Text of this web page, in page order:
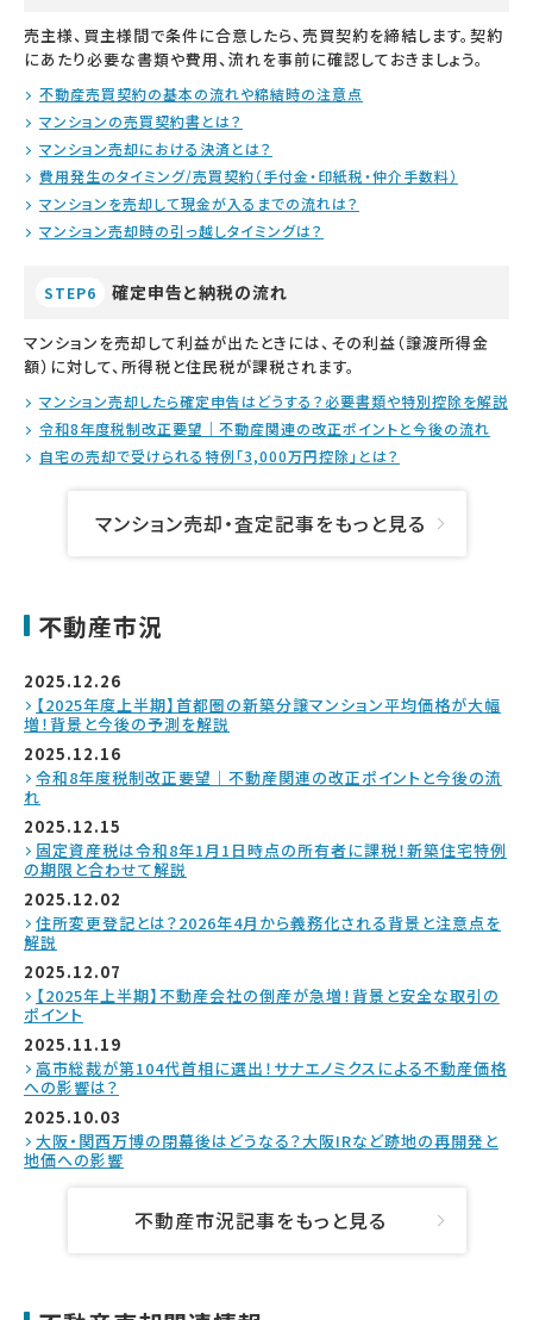
売主様、買主様間で条件に合意したら、売買契約を締結します。契約
にあたり必要な書類や費用、流れを事前に確認しておきましょう。
不動産売買契約の基本の流れや締結時の注意点
マンションの売買契約書とは？
マンション売却における決済とは？
費用発生のタイミング/売買契約（手付金・印紙税・仲介手数料）
マンションを売却して現金が入るまでの流れは？
マンション売却時の引っ越しタイミングは？
STEP6 確定申告と納税の流れ
マンションを売却して利益が出たときには、その利益（譲渡所得金
額）に対して、所得税と住民税が課税されます。
マンション売却したら確定申告はどうする？必要書類や特別控除を解説
令和8年度税制改正要望｜不動産関連の改正ポイントと今後の流れ
自宅の売却で受けられる特例「3,000万円控除」とは？
マンション売却・査定記事をもっと見る
不動産市況
2025.12.26
【2025年度上半期】首都圏の新築分譲マンション平均価格が大幅
増！背景と今後の予測を解説
2025.12.16
令和8年度税制改正要望｜不動産関連の改正ポイントと今後の流
れ
2025.12.15
固定資産税は令和8年1月1日時点の所有者に課税！新築住宅特例
の期限と合わせて解説
2025.12.02
住所変更登記とは？2026年4月から義務化される背景と注意点を
解説
2025.12.07
【2025年上半期】不動産会社の倒産が急増！背景と安全な取引の
ポイント
2025.11.19
高市総裁が第104代首相に選出！サナエノミクスによる不動産価格
への影響は？
2025.10.03
大阪・関西万博の閉幕後はどうなる？大阪IRなど跡地の再開発と
地価への影響
不動産市況記事をもっと見る